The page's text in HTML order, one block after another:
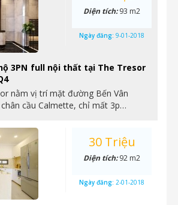
3PN full nội thất tại The Tresor
nằm vị trí mặt đường Bến Vân
cầu Calmette, chỉ mất 3p…
Diện tích:93 m2
Ngày đăng: 9-01-2018
30 Triệu
Diện tích:92 m2
Ngày đăng: 2-01-2018